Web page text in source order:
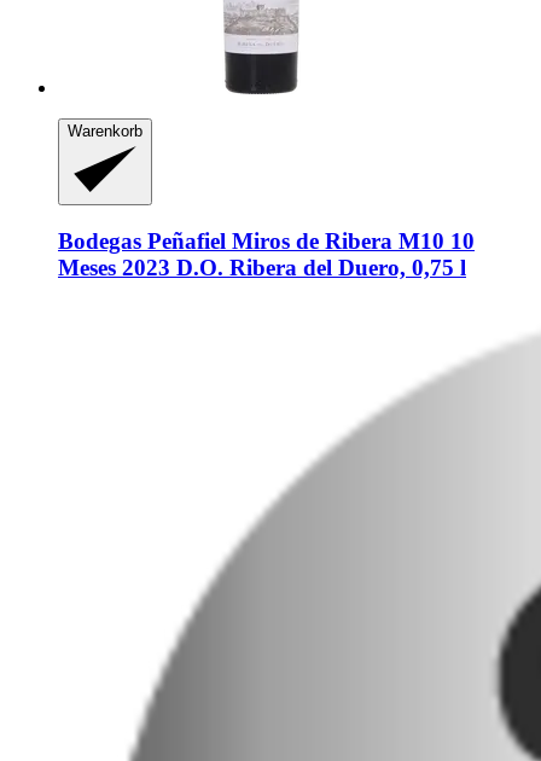
Warenkorb
Bodegas Peñafiel Miros de Ribera M10 10
Meses 2023 D.O. Ribera del Duero, 0,75 l